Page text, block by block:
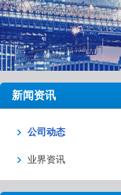
新闻资讯
公司动态
业界资讯